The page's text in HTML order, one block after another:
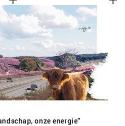
onze energie”